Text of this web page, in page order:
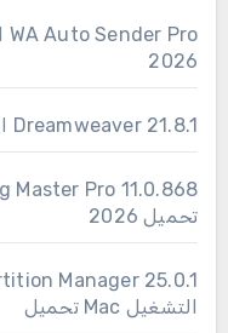
2026
Dreamweaver 21.8.1 الكراك زائد كجن تحميل 2026
تحميل 2026
التشغيل Mac تحميل